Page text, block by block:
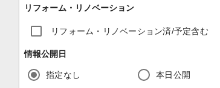
リフォーム・リノベーション
リフォーム・リノベーション済/予定含む
情報公開日
指定なし 本日公開